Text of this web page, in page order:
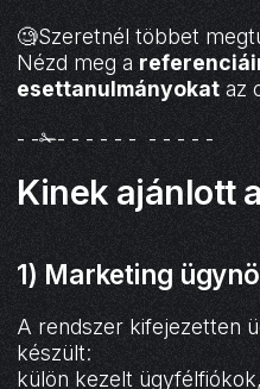
🧐Szeretnél többet
Nézd meg a
esettanulmányokat az
- -✁- - - - - - - - - - -
Kinek ajánlott
1) Marketing
A rendszer kifejezetten
készült:
külön kezelt